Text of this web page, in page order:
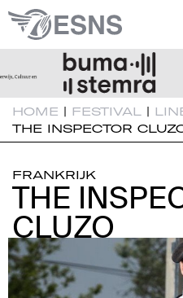
HOME | FESTIVAL |
THE INSPECTOR
FRANKRIJK
THE
THE
CLUZO
CLUZO